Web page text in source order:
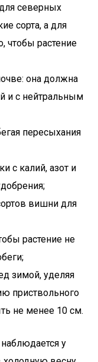
северных
сорта, а для
растение
она должна
и с нейтральным
пересыхания
с калий, азот и
вишни для
растение не
зимой, уделяя
приствольного
не менее 10 см.
у